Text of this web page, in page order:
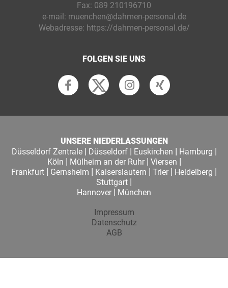
Fax: 089 210196710
e-mail: muenchen@dahmen-personal.de
Webadresse: https://dahmen-personal.de/
FOLGEN SIE UNS
UNSERE NIEDERLASSUNGEN
Düsseldorf Zentrale| Düsseldorf| Euskirchen | Hamburg |
Köln | Mülheim an der Ruhr| Viersen |
Frankfurt | Gernsheim | Kaiserslautern | Trier | Heidelberg |
Stuttgart |
Hannover | München
Impressum
Datenschutz
AGB